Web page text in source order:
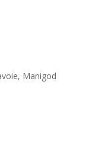
Manigod